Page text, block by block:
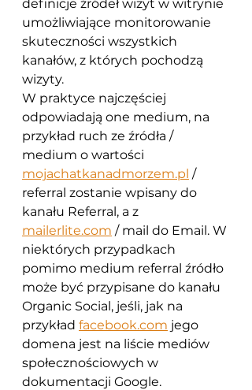
definicje źródeł wizyt w witrynie
umożliwiające monitorowanie
skuteczności wszystkich
kanałów, z których pochodzą
wizyty.
W praktyce najczęściej
odpowiadają one medium, na
przykład ruch ze źródła /
medium o wartości
mojachatkanadmorzem.pl /
referral zostanie wpisany do
kanału Referral, a z
mailerlite.com / mail do Email. W
niektórych przypadkach
pomimo medium referral źródło
może być przypisane do kanału
Organic Social, jeśli, jak na
przykład facebook.com jego
domena jest na liście mediów
społecznościowych w
dokumentacji Google.